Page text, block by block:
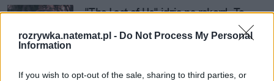
rozrywka.natemat.pl - Do Not Process My Personal
Information
If you wish to opt-out of the sale, sharing to third parties, or
"The Last of Us" idzie na rekord. To
trzecia premiera HBO z największą
oglądalnością od ponad dekady